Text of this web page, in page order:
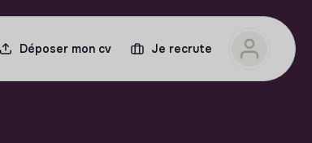
Déposer mon cv Je recrute